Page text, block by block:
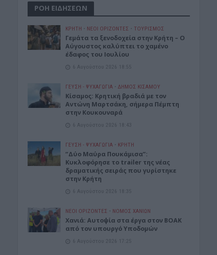
ΡΟΗ ΕΙΔΗΣΕΩΝ
ΚΡΗΤΗ • ΝΕΟΙ ΟΡΙΖΟΝΤΕΣ • ΤΟΥΡΙΣΜΟΣ
Γεμάτα τα ξενοδοχεία στην Κρήτη – Ο
Αύγουστος καλύπτει το χαμένο
έδαφος του Ιουλίου
6 Αυγούστου 2026 18:55
ΓΕΎΣΗ - ΨΥΧΑΓΩΓΊΑ • ΔΉΜΟΣ ΚΙΣΆΜΟΥ
Kίσαμος: Κρητική βραδιά με τον
Αντώνη Μαρτσάκη, σήμερα Πέμπτη
στην Κουκουναρά
6 Αυγούστου 2026 18:43
ΓΕΎΣΗ - ΨΥΧΑΓΩΓΊΑ • ΚΡΗΤΗ
“Δύο Μαύρα Πουκάμισα”:
Κυκλοφόρησε το trailer της νέας
δραματικής σειράς που γυρίστηκε
στην Κρήτη
6 Αυγούστου 2026 18:35
ΝΕΟΙ ΟΡΙΖΟΝΤΕΣ • ΝΟΜΌΣ ΧΑΝΊΩΝ
Χανιά: Αυτοψία στα έργα στον ΒΟΑΚ
από τον υπουργό Υποδομών
6 Αυγούστου 2026 17:25